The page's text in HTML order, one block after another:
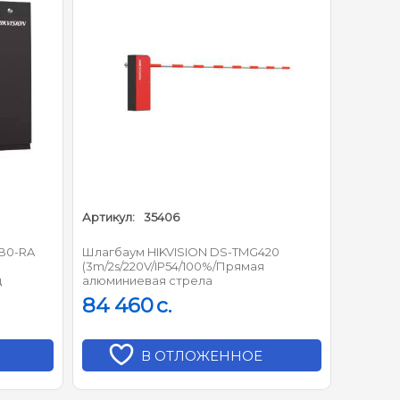
2, 2, 2.5 с / 4 с (по умолчанию) Регулируемая 4, 5, 6
4, 5, 6 с
2.5, 3, 3.5 с / 6 с (по умолчанию) Регулируемая 4,
RA
Артикул: 35406
Шлагбаум HIKVISION DS-TMG420
(3m/2s/220V/IP54/100%/Прямая
алюминиевая стрела
84 460c.
В ОТЛОЖЕННОЕ